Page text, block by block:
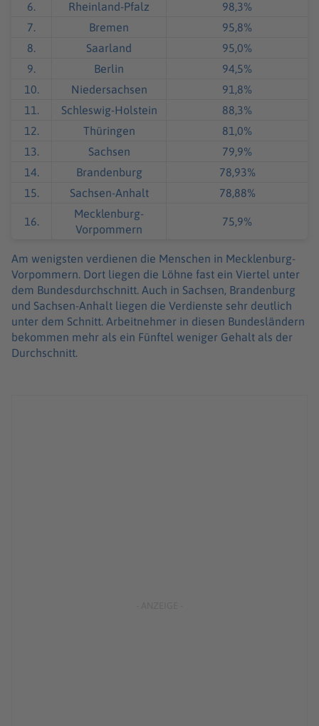
6.
Rheinland-Pfalz
98,3%
7.
Bremen
95,8%
8.
Saarland
95,0%
9.
Berlin
94,5%
10.
Niedersachsen
91,8%
11.
Schleswig-Holstein
88,3%
12.
Thüringen
81,0%
13.
Sachsen
79,9%
14.
Brandenburg
78,93%
15.
Sachsen-Anhalt 78,88%
16.
Mecklenburg-
Vorpommern
75,9%
Am wenigsten verdienen die Menschen in Mecklenburg-
Vorpommern. Dort liegen die Löhne fast ein Viertel unter
dem Bundesdurchschnitt. Auch in Sachsen, Brandenburg
und Sachsen-Anhalt liegen die Verdienste sehr deutlich
unter dem Schnitt. Arbeitnehmer in diesen Bundesländern
bekommen mehr als ein Fünftel weniger Gehalt als der
Durchschnitt.